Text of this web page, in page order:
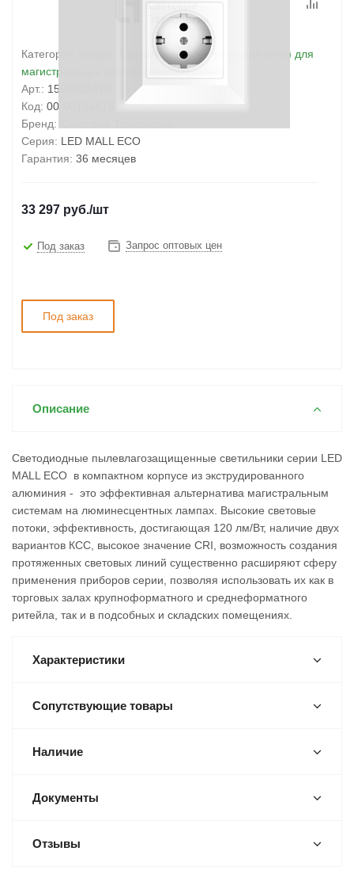
Категория товара:
Светильник (электрический блок) для
магистральных систем световых линий
Арт.: 1598000470
Код: 00-00184418
Бренд:
Серия: LED MALL ECO
Гарантия: 36 месяцев
33 297 руб./шт
Под заказ Запрос оптовых цен
Под заказ
Описание
Светодиодные пылевлагозащищенные светильники серии LED
MALL ECO в компактном корпусе из экструдированного
алюминия - это эффективная альтернатива магистральным
системам на люминесцентных лампах. Высокие световые
потоки, эффективность, достигающая 120 лм/Вт, наличие двух
вариантов КСС, высокое значение CRI, возможность создания
протяженных световых линий существенно расширяют сферу
применения приборов серии, позволяя использовать их как в
торговых залах крупноформатного и среднеформатного
ритейла, так и в подсобных и складских помещениях.
Характеристики
Сопутствующие товары
Наличие
Документы
Отзывы